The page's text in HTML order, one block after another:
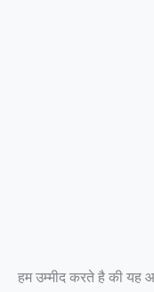
हम उम्मीद करते है की यह